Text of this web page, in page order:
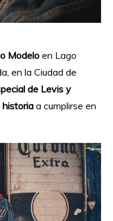
Modeloen Lago
en la Ciudad de
de Levis y
historia a cumplirse en